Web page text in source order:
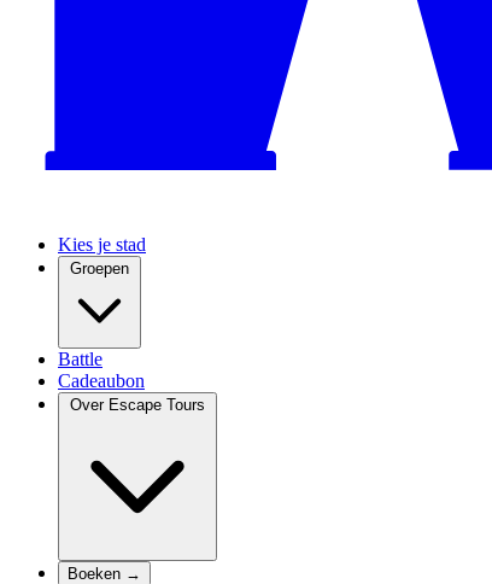
Kies je stad
Groepen
Battle
Cadeaubon
Over Escape Tours
Boeken →